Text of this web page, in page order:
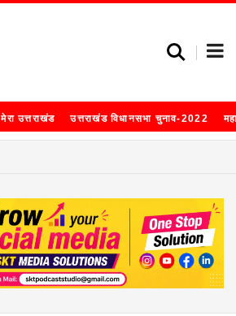
मेरा उत्तराखंड उत्तराखंड विधानसभा चुनाव-2022